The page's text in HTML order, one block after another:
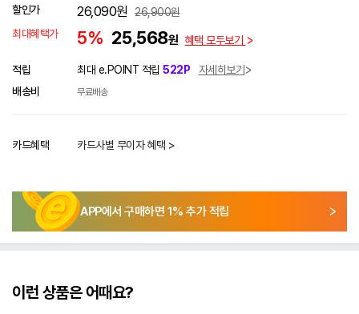
할인가 26,090원 26,900원
최대혜택가
5% 25,568원 혜택 모두보기
적립 최대 e.POINT 적립 522P
자세히보기
배송비
무료배송
카드혜택 카드사별 무이자 혜택 >
APP에서 구매하면 1% 추가 적립
이런 상품은 어때요?